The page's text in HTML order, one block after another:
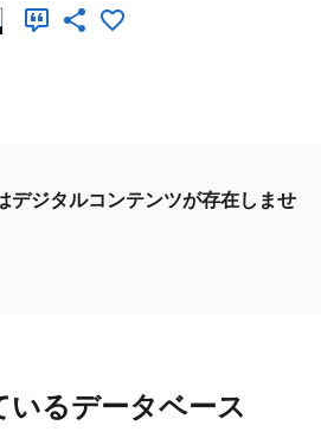
デジタルコンテンツが存在しませ
いるデータベース